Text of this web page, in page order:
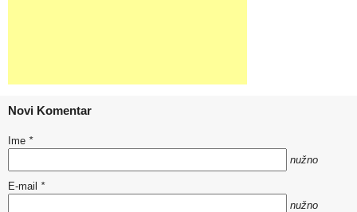
Novi Komentar
Ime *
nužno
E-mail *
nužno